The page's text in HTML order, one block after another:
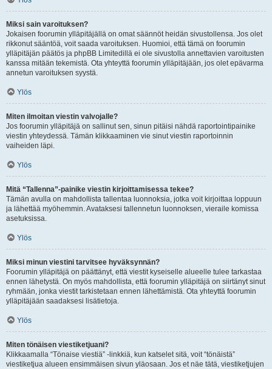
Miksi sain varoituksen?
Jokaisen foorumin ylläpitäjällä on omat säännöt heidän sivustollensa. Jos olet
rikkonut sääntöä, voit saada varoituksen. Huomioi, että tämä on foorumin
ylläpitäjän päätös ja phpBB Limitedillä ei ole sivustolla annettavien varoitusten
kanssa mitään tekemistä. Ota yhteyttä foorumin ylläpitäjään, jos olet epävarma
annetun varoituksen syystä.
Ylös
Miten ilmoitan viestin valvojalle?
Jos foorumin ylläpitäjä on sallinut sen, sinun pitäisi nähdä raportointipainike
viestin yhteydessä. Tämän klikkaaminen vie sinut viestin raportoinnin
vaiheiden läpi.
Ylös
Mitä “Tallenna”-painike viestin kirjoittamisessa tekee?
Tämän avulla on mahdollista tallentaa luonnoksia, jotka voit kirjoittaa loppuun
ja lähettää myöhemmin. Avataksesi tallennetun luonnoksen, vieraile komissa
asetuksissa.
Ylös
Miksi minun viestini tarvitsee hyväksynnän?
Foorumin ylläpitäjä on päättänyt, että viestit kyseiselle alueelle tulee tarkastaa
ennen lähetystä. On myös mahdollista, että foorumin ylläpitäjä on siirtänyt sinut
ryhmään, jonka viestit tarkistetaan ennen lähettämistä. Ota yhteyttä foorumin
ylläpitäjään saadaksesi lisätietoja.
Ylös
Miten tönäisen viestiketjuani?
Klikkaamalla “Tönaise viestiä” -linkkiä, kun katselet sitä, voit “tönäistä”
viestiketjua alueen ensimmäisen sivun yläosaan. Jos et näe tätä, viestiketjujen